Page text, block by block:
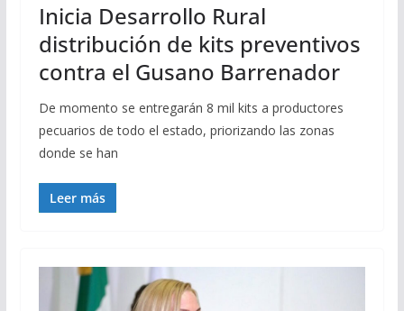
Inicia Desarrollo Rural
distribución de kits preventivos
contra el Gusano Barrenador
De momento se entregarán 8 mil kits a productores
pecuarios de todo el estado, priorizando las zonas
donde se han
Leer más